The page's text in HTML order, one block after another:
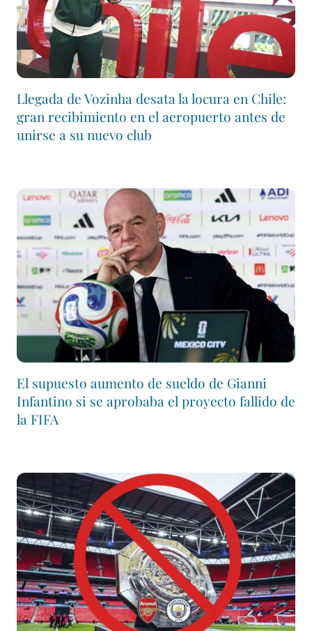
Llegada de Vozinha desata la locura en Chile:
gran recibimiento en el aeropuerto antes de
unirse a su nuevo club
El supuesto aumento de sueldo de Gianni
Infantino si se aprobaba el proyecto fallido de
la FIFA